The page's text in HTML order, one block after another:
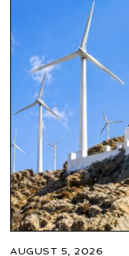
AUGUST 5, 2026